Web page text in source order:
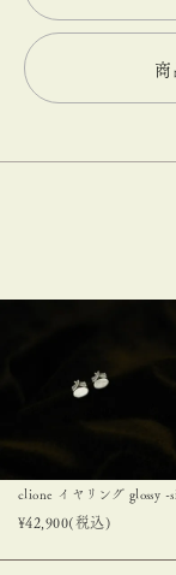
商
clione イヤリング glossy -
¥42,900(税込)